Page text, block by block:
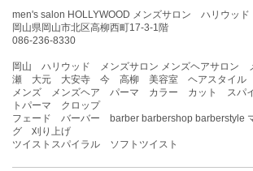
men's salon HOLLYWOOD メンズサロン ハリウッド
岡山県岡山市北区高柳西町17-3-1階
086-236-8330
岡山 ハリウッド メンズサロン メンズヘアサロン
瀬 大元 大安寺 今 高柳 美容室 ヘアスタイル
メンズ メンズヘア パーマ カラー カット スパ
トパーマ クロップ
フェード バーバー barber barbershop barberstyle
グ 刈り上げ
ツイストスパイラル ソフトツイスト